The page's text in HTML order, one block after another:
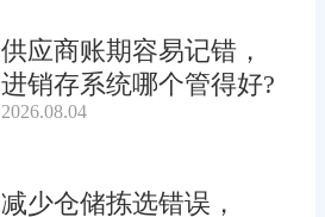
供应商账期容易记错，
进销存系统哪个管得好?
2026.08.04
减少仓储拣选错误，